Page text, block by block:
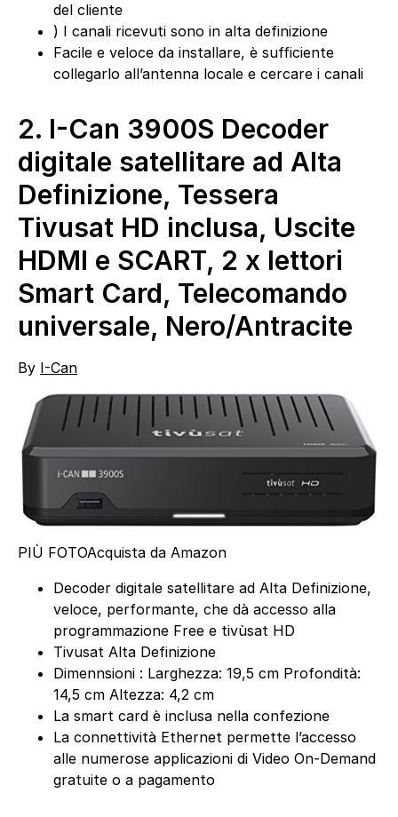
del cliente
) I canali ricevuti sono in alta definizione
Facile e veloce da installare, è sufficiente
collegarlo all’antenna locale e cercare i canali
2. I-Can 3900S Decoder
digitale satellitare ad Alta
Definizione, Tessera
Tivusat HD inclusa, Uscite
HDMI e SCART, 2 x lettori
Smart Card, Telecomando
universale, Nero/Antracite
By I-Can
PIÙ FOTOAcquista da Amazon
Decoder digitale satellitare ad Alta Definizione,
veloce, performante, che dà accesso alla
programmazione Free e tivùsat HD
Tivusat Alta Definizione
Dimennsioni : Larghezza: 19,5 cm Profondità:
14,5 cm Altezza: 4,2 cm
La smart card è inclusa nella confezione
La connettività Ethernet permette l’accesso
alle numerose applicazioni di Video On-Demand
gratuite o a pagamento